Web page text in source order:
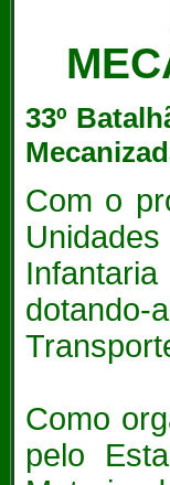
33º
Com o
Como
pelo